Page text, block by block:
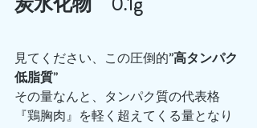
見てください、この圧倒的”高タンパク
低脂質”
その量なんと、タンパク質の代表格
『鶏胸肉』を軽く超えてくる量となり